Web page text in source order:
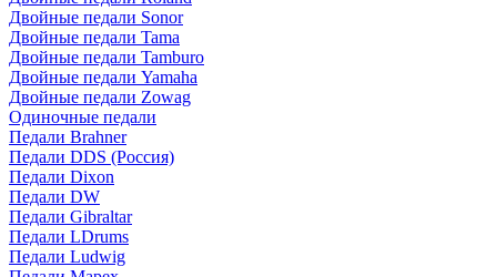
Двойные педали Sonor
Двойные педали Tama
Двойные педали Tamburo
Двойные педали Yamaha
Двойные педали Zowag
Одиночные педали
Педали Brahner
Педали DDS (Россия)
Педали Dixon
Педали DW
Педали Gibraltar
Педали LDrums
Педали Ludwig